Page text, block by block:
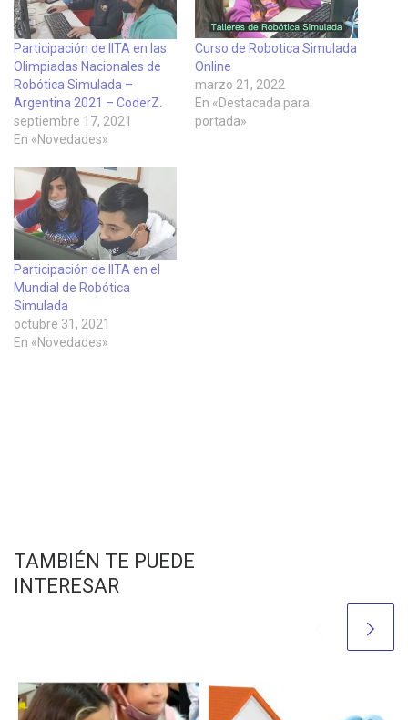
Participación de IITA en las
Olimpiadas Nacionales de
Robótica Simulada –
Argentina 2021 – CoderZ.
septiembre 17, 2021
En «Novedades»
Curso de Robotica Simulada
Online
marzo 21, 2022
En «Destacada para
portada»
Participación de IITA en el
Mundial de Robótica
Simulada
octubre 31, 2021
En «Novedades»
TAMBIÉN TE PUEDE
INTERESAR